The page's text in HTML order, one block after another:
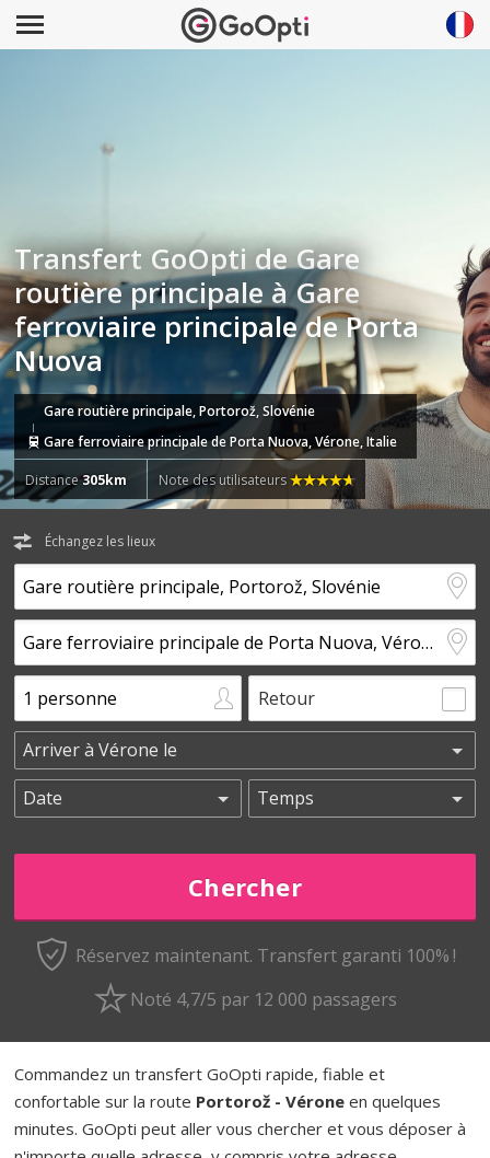
Transfert GoOpti de Gare
routière principale à Gare
ferroviaire principale de Porta
Nuova
Gare routière principale, Portorož, Slovénie
Gare ferroviaire principale de Porta Nuova, Vérone, Italie
Distance305km Note des utilisateurs
Échangez les lieux
Retour
Réservez maintenant. Transfert garanti 100% !
Noté 4,7/5 par 12 000 passagers
Commandez un transfert GoOpti rapide, fiable et
confortable sur la route Portorož - Vérone en quelques
minutes. GoOpti peut aller vous chercher et vous déposer à